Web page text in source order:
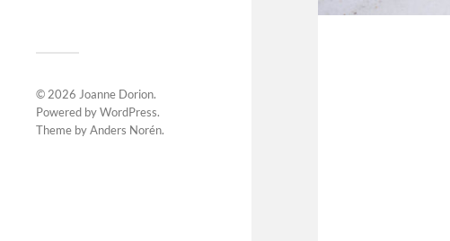
© 2026 Joanne Dorion.
Powered byWordPress.
Theme byAnders Norén.